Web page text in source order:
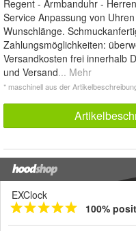
Regent - Armbanduhr -
Service Anpassung von
Wunschlänge.
Zahlungsmöglichkeiten:
Versandkosten frei innerhalb
und Versand... Mehr
* maschinell aus der
EXClock
100%